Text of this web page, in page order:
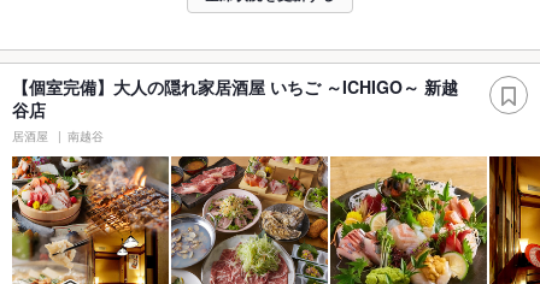
【個室完備】大人の隠れ家居酒屋 いちご ～ICHIGO～ 新越
谷店
居酒屋 南越谷